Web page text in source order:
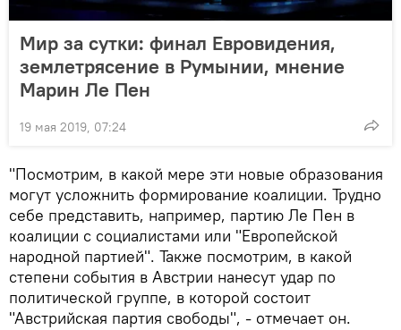
Мир за сутки: финал Евровидения,
землетрясение в Румынии, мнение
Марин Ле Пен
19 мая 2019, 07:24
"Посмотрим, в какой мере эти новые образования
могут усложнить формирование коалиции. Трудно
себе представить, например, партию Ле Пен в
коалиции с социалистами или "Европейской
народной партией". Также посмотрим, в какой
степени события в Австрии нанесут удар по
политической группе, в которой состоит
"Австрийская партия свободы", - отмечает он.